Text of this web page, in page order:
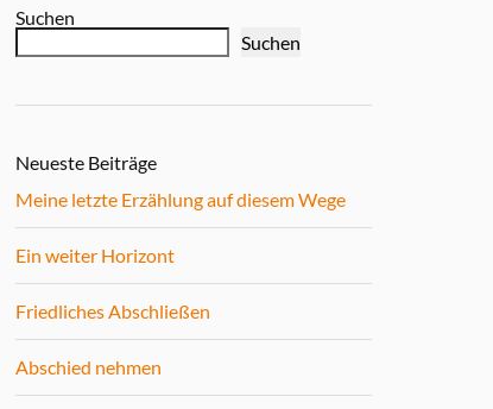
Suchen
Suchen
Neueste Beiträge
Meine letzte Erzählung auf diesem Wege
Ein weiter Horizont
Friedliches Abschließen
Abschied nehmen